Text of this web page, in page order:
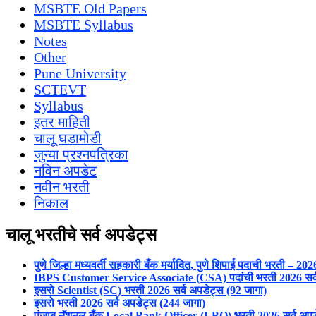
MSBTE Old Papers
MSBTE Syllabus
Notes
Other
Pune University
SCTEVT
Syllabus
इतर माहिती
चालू घडामोडी
जुन्या प्रश्नपत्रिका
नविन अपडेट
नवीन भरती
निकाल
चालू भरतीचे सर्व अपडेट्स
पुणे जिल्हा मध्यवर्ती सहकारी बँक मर्यादित, पुणे शिपाई पदाची भरती –
IBPS Customer Service Associate (CSA) पदांची भरती 2026
इसरो Scientist (SC) भरती 2026 सर्व अपडेट्स (92 जागा)
इसरो भरती 2026 सर्व अपडेट्स (244 जागा)